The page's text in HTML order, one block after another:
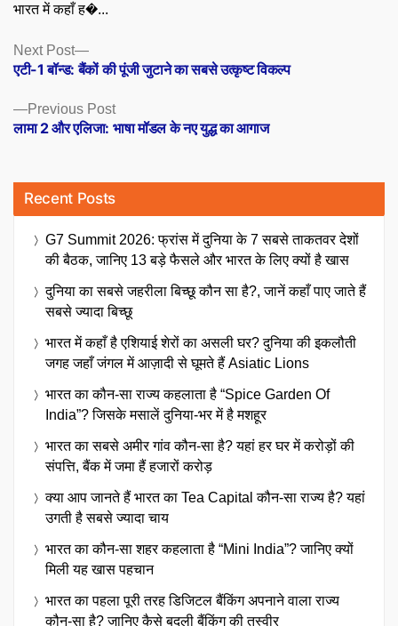
भारत में कहाँ ह�...
Posts
navigation
Previous PostPrevious
post:
लामा 2 और एलिजा: भाषा मॉडल के नए युद्ध का आगाज
Next Post
Next
post:
एटी-1 बॉन्ड: बैंकों की पूंजी जुटाने का सबसे उत्कृष्ट विकल्प
Recent Posts
G7 Summit 2026: फ्रांस में दुनिया के 7 सबसे ताकतवर देशों
की बैठक, जानिए 13 बड़े फैसले और भारत के लिए क्यों है खास
दुनिया का सबसे जहरीला बिच्छू कौन सा है?, जानें कहाँ पाए जाते हैं
सबसे ज्यादा बिच्छू
भारत में कहाँ है एशियाई शेरों का असली घर? दुनिया की इकलौती
जगह जहाँ जंगल में आज़ादी से घूमते हैं Asiatic Lions
भारत का कौन-सा राज्य कहलाता है “Spice Garden Of
India”? जिसके मसालें दुनिया-भर में है मशहूर
भारत का सबसे अमीर गांव कौन-सा है? यहां हर घर में करोड़ों की
संपत्ति, बैंक में जमा हैं हजारों करोड़
क्या आप जानते हैं भारत का Tea Capital कौन-सा राज्य है? यहां
उगती है सबसे ज्यादा चाय
भारत का कौन-सा शहर कहलाता है “Mini India”? जानिए क्यों
मिली यह खास पहचान
भारत का पहला पूरी तरह डिजिटल बैंकिंग अपनाने वाला राज्य
कौन-सा है? जानिए कैसे बदली बैंकिंग की तस्वीर